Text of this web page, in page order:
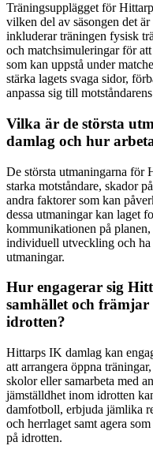
Träningsupplägget för
vilken del av säsongen det
inkluderar träningen fysisk
och matchsimuleringar för
som kan uppstå under
stärka lagets svaga sidor,
anpassa sig till
Vilka är de största
damlag och hur
De största utmaningarna för
starka motståndare, skador
andra faktorer som kan
dessa utmaningar kan laget
kommunikationen på
individuell utveckling och
utmaningar.
Hur engagerar sig
samhället och
idrotten?
Hittarps IK damlag kan
att arrangera öppna
skolor eller samarbeta med
jämställdhet inom idrotten
damfotboll, erbjuda jämlika
och herrlaget samt agera
på idrotten.